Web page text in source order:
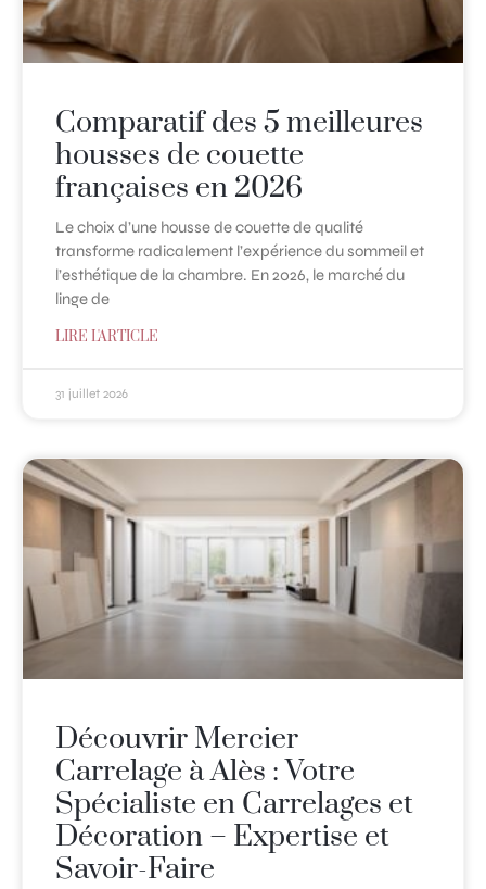
Comparatif des 5 meilleures
housses de couette
françaises en 2026
Le choix d’une housse de couette de qualité
transforme radicalement l’expérience du sommeil et
l’esthétique de la chambre. En 2026, le marché du
linge de
LIRE L'ARTICLE
31 juillet 2026
Découvrir Mercier
Carrelage à Alès : Votre
Spécialiste en Carrelages et
Décoration – Expertise et
Savoir-Faire